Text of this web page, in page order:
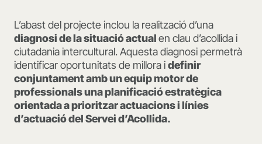
L’abast del projecte inclou la realització d’una
diagnosi de la situació actualen clau d’acollida i
ciutadania intercultural. Aquesta diagnosi permetrà
identificar oportunitats de millora idefinir
conjuntament amb un equip motor de
professionals una planificació estratègica
orientada a prioritzar actuacions i línies
d’actuació del Servei d’Acollida.